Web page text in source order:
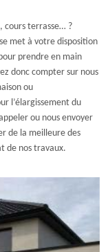
cours terrasse… ?
met à votre disposition
prendre en main
donc compter sur nous
ou
l’élargissement du
ou nous envoyer
de la meilleure des
de nos travaux.